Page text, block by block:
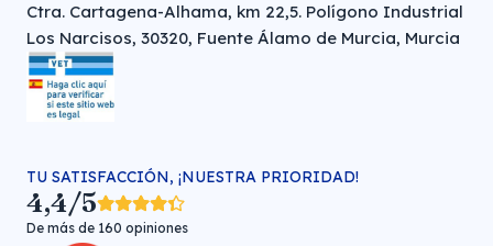
Ctra. Cartagena-Alhama, km 22,5. Polígono Industrial
Los Narcisos, 30320, Fuente Álamo de Murcia, Murcia
TU SATISFACCIÓN, ¡NUESTRA PRIORIDAD!
4,4/5
De más de 160 opiniones